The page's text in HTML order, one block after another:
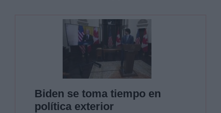
Biden se toma tiempo en
política exterior